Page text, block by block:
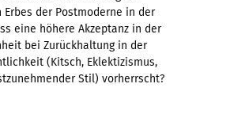
Erbes der Postmoderne in der
eine höhere Akzeptanz in der
bei Zurückhaltung in der
(Kitsch, Eklektizismus,
Stil) vorherrscht?